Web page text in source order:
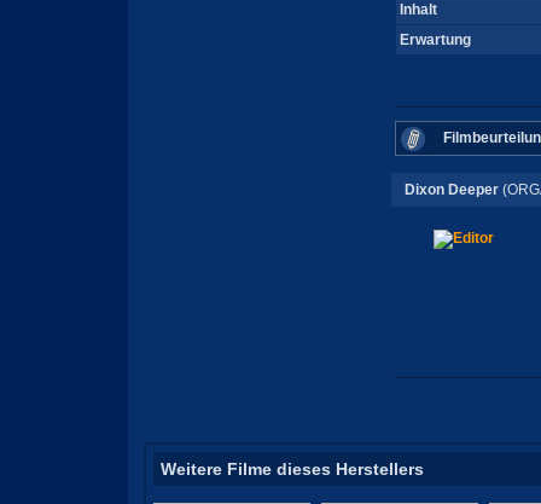
Inhalt
Erwartung
Dixon Deeper
Weitere Filme dieses Herstellers